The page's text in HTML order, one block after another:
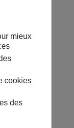
mieux
cookies
des